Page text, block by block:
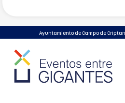
Ayuntamiento de Campo de